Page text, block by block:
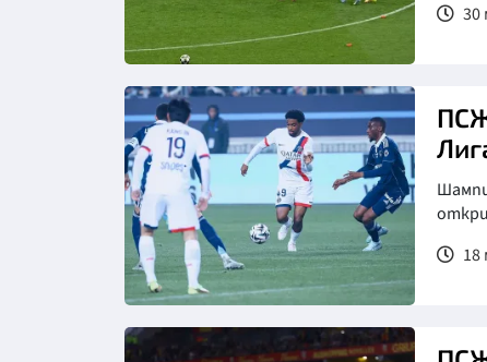
Снимка: Клубен сайт на Арсенал
30
Снимка: Клубен сайт на Пари
Сен Жермен
18